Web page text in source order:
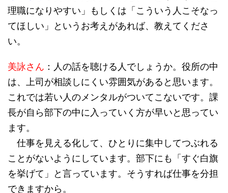
理職になりやすい」もしくは「こういう人こそなっ
てほしい」というお考えがあれば、教えてくださ
い。
美詠さん ：人の話を聴ける人でしょうか。役所の中
は、上司が相談しにくい雰囲気があると思います。
これでは若い人のメンタルがついてこないです。課
長が自ら部下の中に入っていく方が早いと思ってい
ます。
仕事を見える化して、ひとりに集中してつぶれる
ことがないようにしています。部下にも「すぐ白旗
を挙げて」と言っています。そうすれば仕事を分担
できますから。